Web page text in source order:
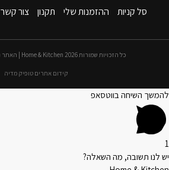
סל קניות ההזמנות שלי תקנון צור קשר
כל הזכויות שמורות 2026 Home & Kitchen | האתר נבנה ע״י לובה קוטליק
קידום אתרים טופיק מדיה
להמשך השיחה בווטסאפ
1
יש לנו תשובה, מה השאלה?